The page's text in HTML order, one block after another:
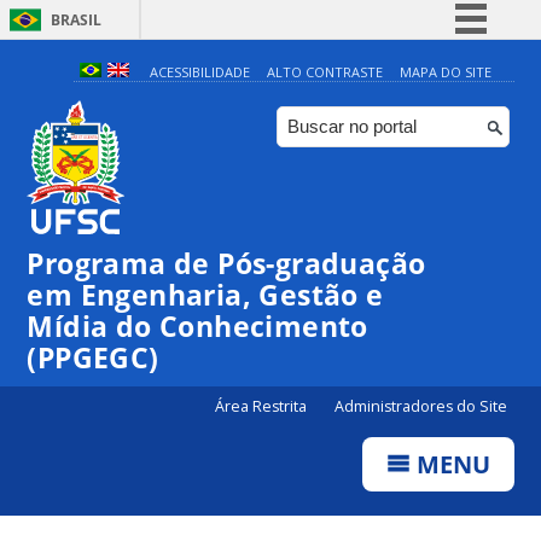
BRASIL
Simplifique!
Comunica BR
Participe
Canais
ACESSIBILIDADE ALTO CONTRASTE MAPA DO SITE
Programa de Pós-graduação
em Engenharia, Gestão e
Mídia do Conhecimento
(PPGEGC)
Área Restrita Administradores do Site
MENU